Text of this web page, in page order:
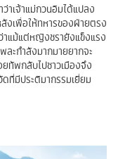
าเจ้าแม่กวนอิมได้แปลง
เพื่อให้ทหารของฝ่ายตรง
าแม้แต่หญิงชรายังแข็งแรง
ะกำลังมากมายยากจะ
ยทัพกลับไปชาวเมืองจึง
ที่มีประติมากรรมเยี่ยม